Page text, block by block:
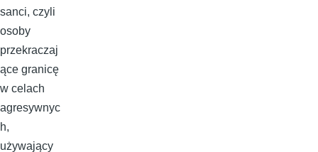
sanci, czyli
osoby
przekraczaj
ące granicę
w celach
agresywnyc
h,
używający